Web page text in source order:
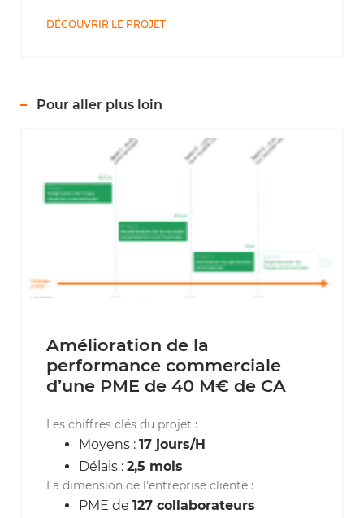
DÉCOUVRIR LE PROJET
Pour aller plus loin
Amélioration de la
performance commerciale
d’une PME de 40 M€ de CA
Les chiffres clés du projet :
Moyens : 17 jours/H
Délais : 2,5 mois
La dimension de l’entreprise cliente :
PME de 127 collaborateurs